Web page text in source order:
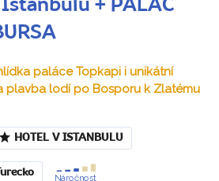
+ PALÁC
paláce Topkapi i unikátní
plavba lodí po Bosporu k Zlatému
HOTEL V ISTANBULU
Náročnost